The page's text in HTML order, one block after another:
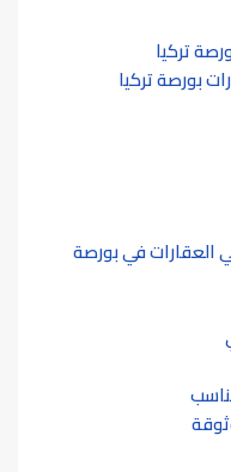
تركيا
بورصة تركيا
العقارات في بورصة